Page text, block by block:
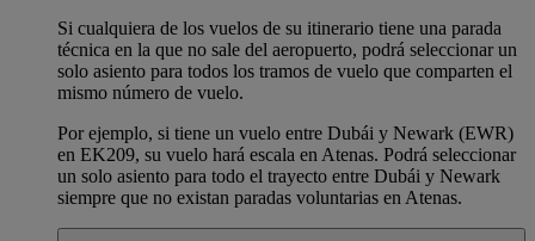
Si cualquiera de los vuelos de su itinerario tiene una parada
técnica en la que no sale del aeropuerto, podrá seleccionar un
solo asiento para todos los tramos de vuelo que comparten el
mismo número de vuelo.
Por ejemplo, si tiene un vuelo entre Dubái y Newark (EWR)
en EK209, su vuelo hará escala en Atenas. Podrá seleccionar
un solo asiento para todo el trayecto entre Dubái y Newark
siempre que no existan paradas voluntarias en Atenas.